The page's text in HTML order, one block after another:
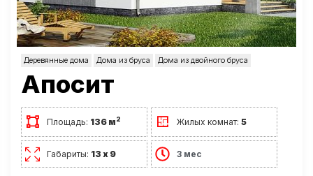
Деревянные дома Дома из бруса Дома из двойного бруса
Апосит
Площадь: 136 м2 Жилых комнат:5
Габариты: 13 х 9 3 мес